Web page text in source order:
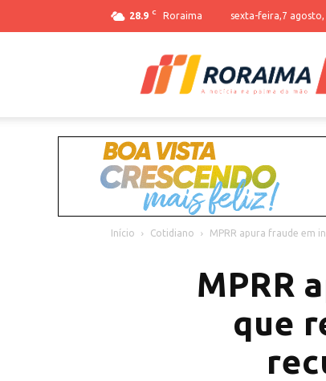
28.9 C Roraima sexta-feira,7 agosto,
Início Cotidiano MPRR apura fraude em
MPRR
que